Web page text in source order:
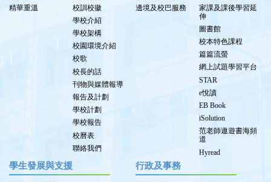
精華重溫
校訓校徽
學校介紹
學校架構
校園環境介紹
校歌
校長的話
刊物與媒體報導
報告及計劃
學校計劃
學校報告
校曆表
聯絡我們
邊境及校巴服務
家課及課後學習延
伸
圖書館
校本特色課程
篇篇流螢
網上試題學習平台
STAR
e悅讀
EB Book
iSolution
范老師遨遊書海頻
道
Hyread
學生發展與支援 行政及事務